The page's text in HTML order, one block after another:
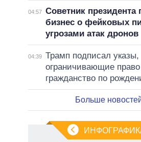
04:57 Советник президента
бизнес о фейковых
угрозами атак дронов
04:39 Трамп подписал указы,
ограничивающие
гражданство по
Больше